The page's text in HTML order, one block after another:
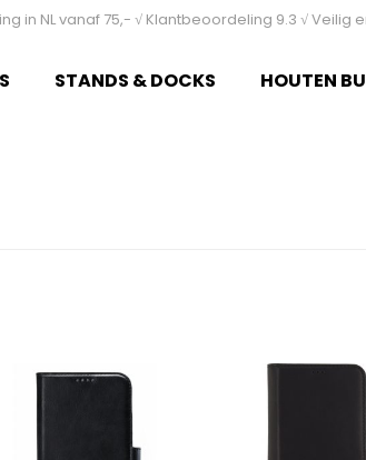
in NL vanaf 75,- √ Klantbeoordeling 9.3 √
STANDS & DOCKS HOUTEN